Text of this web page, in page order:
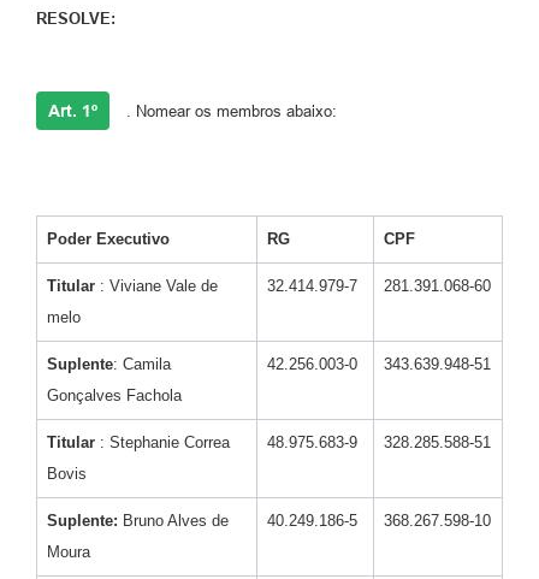
Telefones Úteis
Enquete
Diário Oficial
Contato
RESOLVE:
Art. 1º . Nomear os membros abaixo:
Poder Executivo RG CPF
Titular : Viviane Vale de
melo
32.414.979-7 281.391.068-60
Suplente: Camila
Gonçalves Fachola
42.256.003-0 343.639.948-51
Titular : Stephanie Correa
Bovis
48.975.683-9 328.285.588-51
Suplente: Bruno Alves de
Moura
40.249.186-5 368.267.598-10